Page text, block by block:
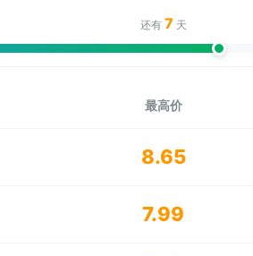
还有 7 天
最高价
8.65
7.99